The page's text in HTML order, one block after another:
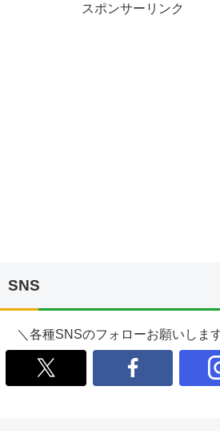
スポンサーリンク
SNS
＼各種SNSのフォローお願いしま